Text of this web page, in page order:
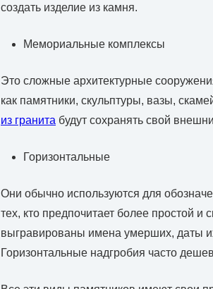
создать изделие из камня.
Мемориальные комплексы
Это сложные архитектурные
как памятники, скульптуры, вазы,
из гранита будут сохранять свой
Горизонтальные
Они обычно используются для
тех, кто предпочитает более простой
выгравированы имена умерших, даты
Горизонтальные надгробия часто